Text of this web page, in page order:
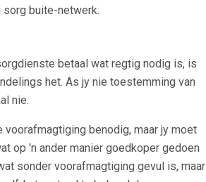
sorg buite-netwerk.
betaal wat regtig nodig is, is
het. As jy nie toestemming van
nie.
benodig, maar jy moet
op 'n ander manier goedkoper gedoen
sonder voorafmagtiging gevul is, maar